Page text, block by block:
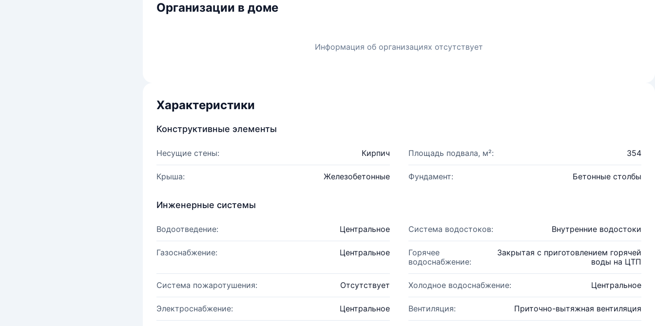
Организации в доме
Информация об организациях отсутствует
Характеристики
Конструктивные элементы
Несущие стены: Кирпич Площадь подвала, м²: 354
Крыша: Железобетонные Фундамент: Бетонные столбы
Инженерные системы
Водоотведение: Центральное Система водостоков: Внутренние водостоки
Газоснабжение: Центральное
Горячее
водоснабжение:
Закрытая с приготовлением горячей
воды на ЦТП
Система пожаротушения: Отсутствует Холодное водоснабжение: Центральное
Электроснабжение: Центральное Вентиляция: Приточно-вытяжная вентиляция